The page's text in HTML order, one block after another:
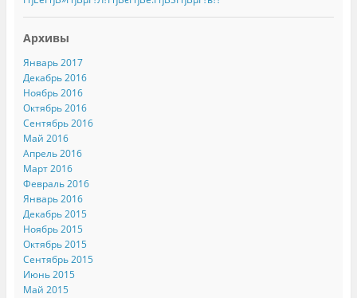
Архивы
Январь 2017
Декабрь 2016
Ноябрь 2016
Октябрь 2016
Сентябрь 2016
Май 2016
Апрель 2016
Март 2016
Февраль 2016
Январь 2016
Декабрь 2015
Ноябрь 2015
Октябрь 2015
Сентябрь 2015
Июнь 2015
Май 2015